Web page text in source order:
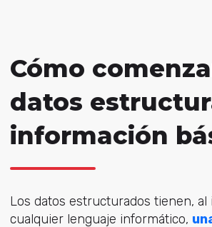
Cómo
datos
información
Los datos estructurados tienen, al
cualquier lenguaje informático,